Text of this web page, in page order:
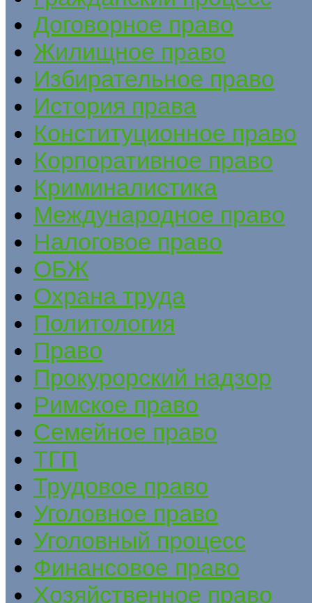
Договорное право
Жилищное право
Избирательное право
История права
Конституционное право
Корпоративное право
Криминалистика
Международное право
Налоговое право
ОБЖ
Охрана труда
Политология
Право
Прокурорский надзор
Римское право
Семейное право
ТГП
Трудовое право
Уголовное право
Уголовный процесс
Финансовое право
Хозяйственное право